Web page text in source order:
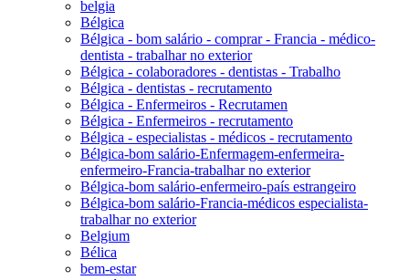
belgia
Bélgica
Bélgica - bom salário - comprar - Francia - médico-
dentista - trabalhar no exterior
Bélgica - colaboradores - dentistas - Trabalho
Bélgica - dentistas - recrutamento
Bélgica - Enfermeiros - Recrutamen
Bélgica - Enfermeiros - recrutamento
Bélgica - especialistas - médicos - recrutamento
Bélgica-bom salário-Enfermagem-enfermeira-
enfermeiro-Francia-trabalhar no exterior
Bélgica-bom salário-enfermeiro-país estrangeiro
Bélgica-bom salário-Francia-médicos especialista-
trabalhar no exterior
Belgium
Bélica
bem-estar